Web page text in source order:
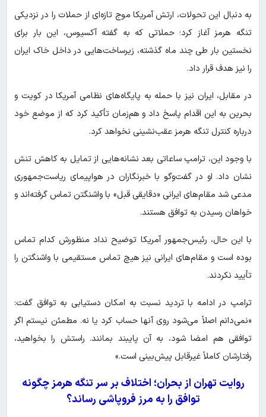
به دنبال این تحولات، ارتش آمریکا موج تازه‌ای از حملات را در نزدیکی
تنگه هرمز آغاز کرد؛ حملاتی که به گفته آکسیوس، این بار برای
نخستین بار طی چند ماه گذشته، زیرساخت‌هایی در داخل خاک ایران
را نیز هدف قرار داد.
در مقابل، ایران نیز با حمله به پایگاه‌های نظامی آمریکا در کویت و
بحرین به این اقدام پاسخ داد و هم‌زمان تأکید کرد که از موضع خود
درباره کنترل تنگه هرمز عقب‌نشینی نخواهد کرد.
با وجود این، ترامپ ساعاتی بعد نشانه‌هایی از تمایل به کاهش تنش
نشان داد. او در گفت‌وگو با خبرنگاران در هواپیمای ریاست‌جمهوری
مدعی شد مقام‌های ایرانی «دقایقی قبل» با واشنگتن تماس گرفته‌اند و
خواهان رسیدن به توافق هستند.
با این حال، رئیس‌جمهور آمریکا توضیح نداد منظورش کدام تماس
بوده است و مقام‌های ایرانی نیز هیچ تماس مستقیمی با واشنگتن را
تأیید نکردند.
ترامپ در ادامه با تردید نسبت به امکان دستیابی به توافق گفت:
«نمی‌دانم اصلاً می‌شود روی آنها حساب کرد یا نه. مطمئن نیستم اگر
توافقی هم امضا شود، به آن پایبند بمانند. راستش را بخواهید،
رفتارشان کاملاً غیرقابل پیش‌بینی است.»
روایت تهران از بحران؛ اختلاف بر سر تنگه هرمز چگونه
توافق را به مرز فروپاشی رساند؟